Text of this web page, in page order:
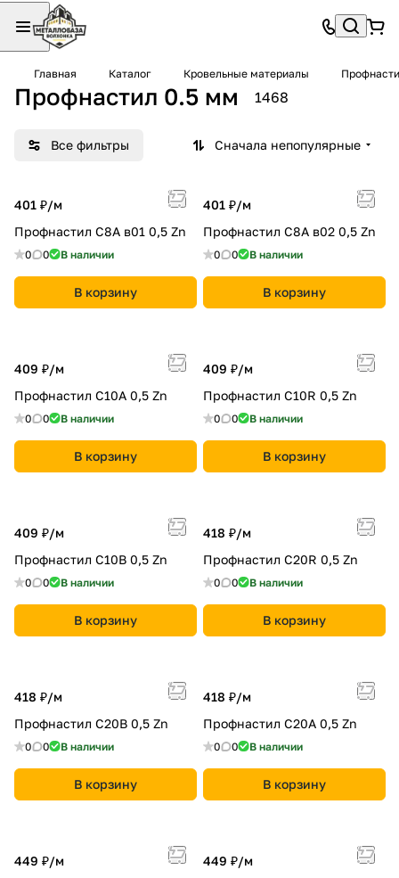
Главная Каталог Кровельные материалы
Профнастил 0.5 мм 1468
Все фильтры Сначала непопулярные
401 ₽/м
Профнастил С8A в01 0,5 Zn
0 0 В наличии
В корзину
401 ₽/м
Профнастил С8A в02 0,5 Zn
0 0 В наличии
В корзину
409 ₽/м
Профнастил С10A 0,5 Zn
0 0 В наличии
В корзину
409 ₽/м
Профнастил С10R 0,5 Zn
0 0 В наличии
В корзину
409 ₽/м
Профнастил С10B 0,5 Zn
0 0 В наличии
В корзину
418 ₽/м
Профнастил С20R 0,5 Zn
0 0 В наличии
В корзину
418 ₽/м
Профнастил С20B 0,5 Zn
0 0 В наличии
В корзину
418 ₽/м
Профнастил С20A 0,5 Zn
0 0 В наличии
В корзину
449 ₽/м
449 ₽/м